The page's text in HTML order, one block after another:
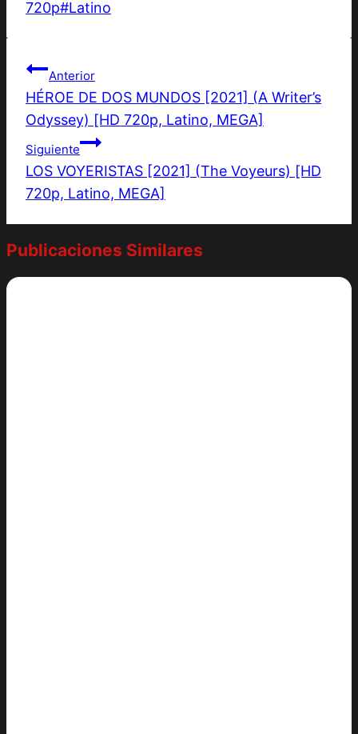
de
720p#Latino
Navegación
de
entradas
Anterior
HÉROE DE DOS MUNDOS [2021] (A Writer’s
Odyssey) [HD 720p, Latino, MEGA]
Siguiente
LOS VOYERISTAS [2021] (The Voyeurs) [HD
720p, Latino, MEGA]
Publicaciones Similares